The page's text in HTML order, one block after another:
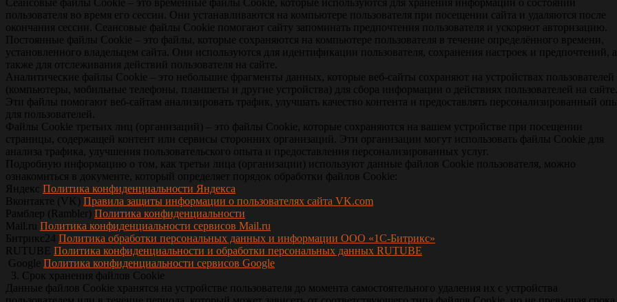
пользователя во время его сессии. Они устанавливаются на компьютере пользователя при посещении сайта и удаляются после
окончания сессии. Сеансовые файлы Сookie помогают сайту запоминать предпочтения пользователя и ускоряют авторизацию.
Постоянные файлы Сookie – это файлы, которые сохраняются на компьютере пользователя в течение определённого времени,
установленного владельцем сайта. Они используются для идентификации пользователя, сохранения настроек и предпочтений, а
также для отслеживания действий пользователя на сайте.
Аналитические файлы Сookie – это небольшие фрагменты данных, которые веб-сайты сохраняют на устройствах пользователей
(компьютеры, мобильные телефоны, планшеты и другие устройства) для сбора информации о действиях пользователей на сайте.
Эти файлы помогают веб-сайтам анализировать трафик, улучшать качество контента и предоставлять персонализированный
для пользователей.
Файлы Сookie третьих лиц (организаций) – это файлы Сookie, которые сохраняются на вашем устройстве при посещении
страницы, содержащей контент или сервисы сторонних организаций. Эти организации могут использовать файлы Сookie для
анализа трафика, улучшения пользовательского опыта и предоставления персонализированных услуг.
Подробную информацию о том, как третьи лица (организации) используют данные файлов Сookie пользователя, можно
ознакомиться в документе, который определяет порядок обработки файлов Сookie:
Яндекс Политика конфиденциальности Яндекса
Вконтакте (VK) Правила защиты информации о пользователях сайта VK.com
Рамблер (Rambler) Политика конфиденциальности
Mail.ru Политика конфиденциальности сервисов Mail.ru
Битрикс24 Политика обработки персональных данных и информации ООО «1С-Битрикс»
RUTUBE Политика конфиденциальности и обработки персональных данных RUTUBE
Google Политика конфиденциальности сервисов Google
3. Срок хранения файлов Сookie
Данные файлов Сookie хранятся на устройстве пользователя до момента самостоятельного удаления их с устройства